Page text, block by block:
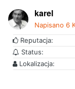
karel
Napisano 6
Reputacja:
Status:
Lokalizacja: